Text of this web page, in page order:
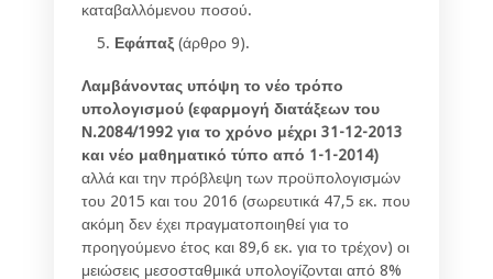
καταβαλλόμενου ποσού.
Εφάπαξ (άρθρο 9).
Λαμβάνοντας υπόψη το νέο τρόπο
υπολογισμού (εφαρμογή διατάξεων του
Ν.2084/1992 για το χρόνο μέχρι 31-12-2013
και νέο μαθηματικό τύπο από 1-1-2014)
αλλά και την πρόβλεψη των προϋπολογισμών
του 2015 και του 2016 (σωρευτικά 47,5 εκ. που
ακόμη δεν έχει πραγματοποιηθεί για το
προηγούμενο έτος και 89,6 εκ. για το τρέχον) οι
μειώσεις μεσοσταθμικά υπολογίζονται από 8%